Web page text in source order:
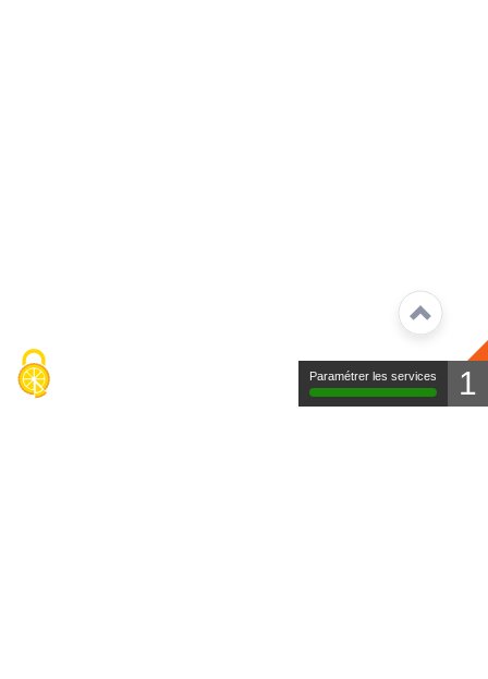
Paramétrer les services 1